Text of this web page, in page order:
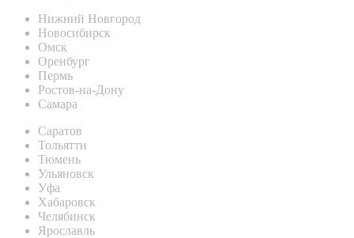
Нижний Новгород
Новосибирск
Омск
Оренбург
Пермь
Ростов-на-Дону
Самара
Саратов
Тольятти
Тюмень
Ульяновск
Уфа
Хабаровск
Челябинск
Ярославль